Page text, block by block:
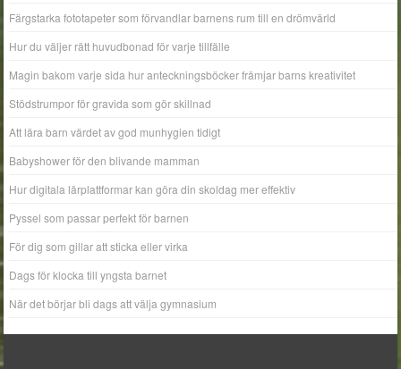
Färgstarka fototapeter som förvandlar barnens rum till en drömvärld
Hur du väljer rätt huvudbonad för varje tillfälle
Magin bakom varje sida hur anteckningsböcker främjar barns kreativitet
Stödstrumpor för gravida som gör skillnad
Att lära barn värdet av god munhygien tidigt
Babyshower för den blivande mamman
Hur digitala lärplattformar kan göra din skoldag mer effektiv
Pyssel som passar perfekt för barnen
För dig som gillar att sticka eller virka
Dags för klocka till yngsta barnet
När det börjar bli dags att välja gymnasium